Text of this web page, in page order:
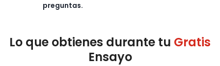
preguntas.
Lo que obtienes durante tu Gratis
Ensayo